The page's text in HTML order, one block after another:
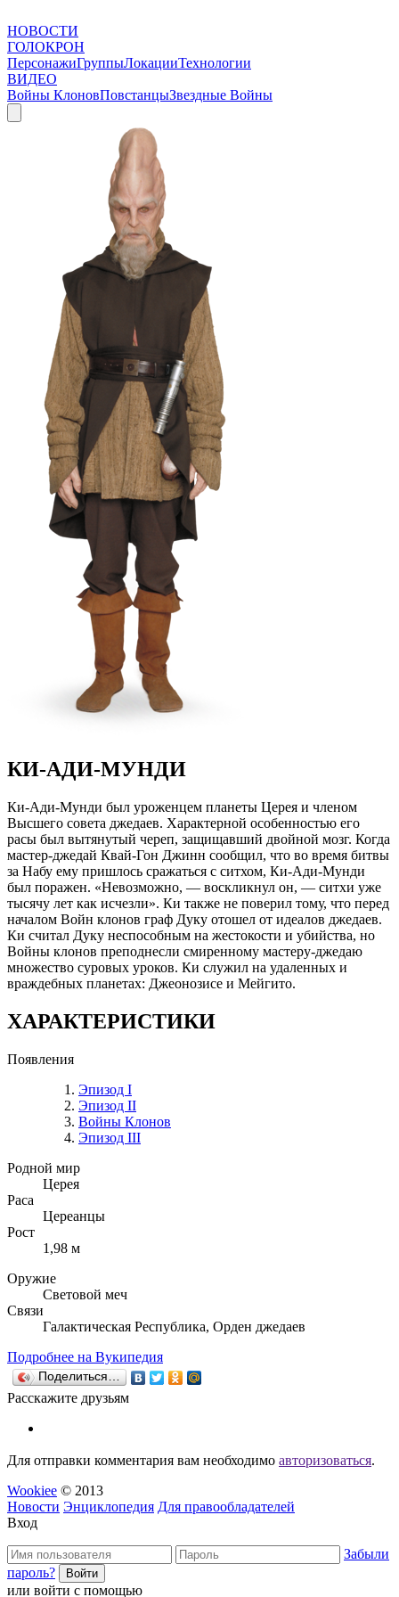
НОВОСТИ
ГОЛОКРОН
ПерсонажиГруппыЛокацииТехнологии
ВИДЕО
Войны КлоновПовстанцыЗвездные Войны
КИ-АДИ-МУНДИ
Ки-Ади-Мунди был уроженцем планеты Церея и членом
Высшего совета джедаев. Характерной особенностью его
расы был вытянутый череп, защищавший двойной мозг. Когда
мастер-джедай Квай-Гон Джинн сообщил, что во время битвы
за Набу ему пришлось сражаться с ситхом, Ки-Ади-Мунди
был поражен. «Невозможно, — воскликнул он, — ситхи уже
тысячу лет как исчезли». Ки также не поверил тому, что перед
началом Войн клонов граф Дуку отошел от идеалов джедаев.
Ки считал Дуку неспособным на жестокости и убийства, но
Войны клонов преподнесли смиренному мастеру-джедаю
множество суровых уроков. Ки служил на удаленных и
враждебных планетах: Джеонозисе и Мейгито.
ХАРАКТЕРИСТИКИ
Появления
Эпизод I
Эпизод II
Войны Клонов
Эпизод III
Родной мир
Церея
Раса
Цереанцы
Рост
1,98 м
Оружие
Световой меч
Связи
Галактическая Республика, Орден джедаев
Подробнее на Вукипедия
Поделиться…
Расскажите друзьям
Для отправки комментария вам необходимо авторизоваться.
Wookiee © 2013
Новости Энциклопедия Для правообладателей
Вход
Забыли
пароль?
или войти с помощью